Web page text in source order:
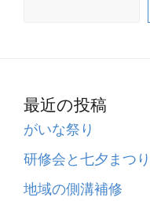
最近の投稿
がいな祭り
研修会と七夕まつり
地域の側溝補修